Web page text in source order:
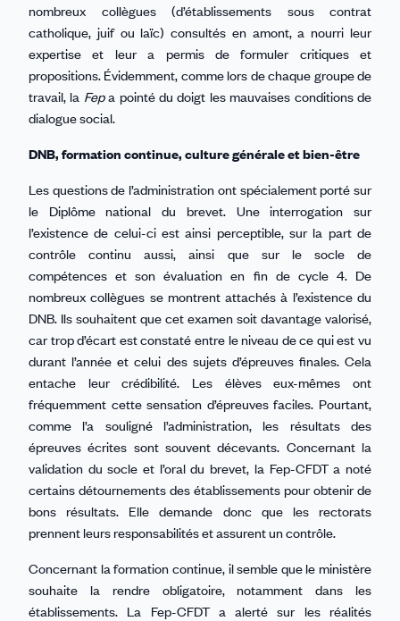
nombreux collègues (d’établissements sous contrat
catholique, juif ou laïc) consultés en amont, a nourri leur
expertise et leur a permis de formuler critiques et
propositions. Évidemment, comme lors de chaque groupe de
travail, la Fepa pointé du doigt les mauvaises conditions de
dialogue social.
DNB, formation continue, culture générale et bien-être
Les questions de l’administration ont spécialement porté sur
le Diplôme national du brevet. Une interrogation sur
l’existence de celui-ci est ainsi perceptible, sur la part de
contrôle continu aussi, ainsi que sur le socle de
compétences et son évaluation en fin de cycle 4. De
nombreux collègues se montrent attachés à l’existence du
DNB. Ils souhaitent que cet examen soit davantage valorisé,
car trop d’écart est constaté entre le niveau de ce qui est vu
durant l’année et celui des sujets d’épreuves finales. Cela
entache leur crédibilité. Les élèves eux-mêmes ont
fréquemment cette sensation d’épreuves faciles. Pourtant,
comme l’a souligné l’administration, les résultats des
épreuves écrites sont souvent décevants. Concernant la
validation du socle et l’oral du brevet, la Fep-CFDT a noté
certains détournements des établissements pour obtenir de
bons résultats. Elle demande donc que les rectorats
prennent leurs responsabilités et assurent un contrôle.
Concernant la formation continue, il semble que le ministère
souhaite la rendre obligatoire, notamment dans les
établissements. La Fep-CFDT a alerté sur les réalités